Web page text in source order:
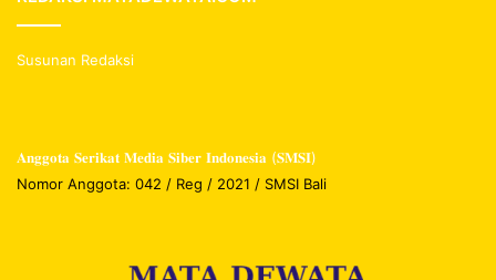
Susunan Redaksi
𝐀𝐧𝐠𝐠𝐨𝐭𝐚 𝐒𝐞𝐫𝐢𝐤𝐚𝐭 𝐌𝐞𝐝𝐢𝐚 𝐒𝐢𝐛𝐞𝐫 𝐈𝐧𝐝𝐨𝐧𝐞𝐬𝐢𝐚 (𝐒𝐌𝐒𝐈)
Nomor Anggota: 042 / Reg / 2021 / SMSI Bali